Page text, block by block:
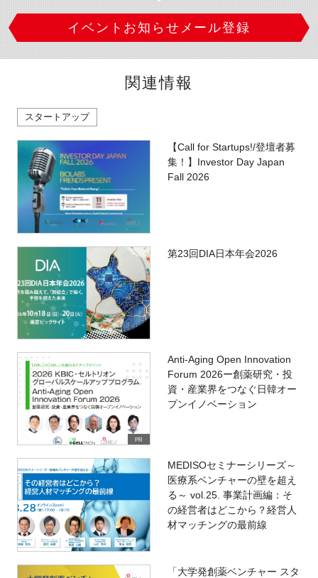
イベントお知らせメール登録
関連情報
スタートアップ
【Call for Startups!/登壇者募
集！】Investor Day Japan
Fall 2026
第23回DIA日本年会2026
PR
Anti-Aging Open Innovation
Forum 2026ー創薬研究・投
資・産業界をつなぐ日韓オー
プンイノベーション
MEDISOセミナーシリーズ～
医療系ベンチャーの壁を超え
る～ vol.25. 事業計画編：そ
の経営者はどこから？経営人
材マッチングの最前線
「大学発創薬ベンチャー スタ